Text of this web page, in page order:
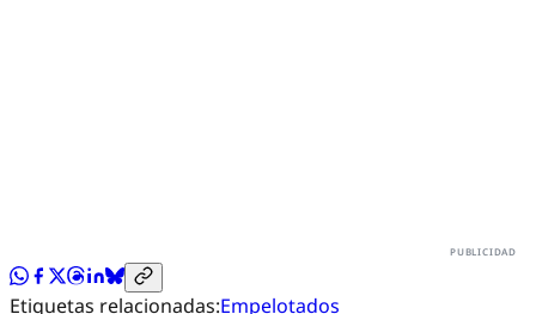
Etiquetas relacionadas:Empelotados